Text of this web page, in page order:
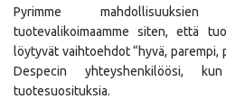
Pyrimme
tuotevalikoimaamme siten, että
löytyvät vaihtoehdot “hyvä, parempi,
Despecin yhteyshenkilöösi,
tuotesuosituksia.